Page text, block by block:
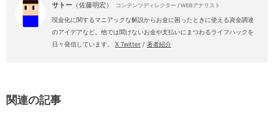
サトー （佐藤明宏） コンテンツディレクター / WEBアナリスト
現金化に関するマニアックな解説からお金に困ったときに使える資金調達
のアイデアなど。他では聞けないお金や支払いにまつわるライフハックを
日々発信しています。 X Twitter / 著者紹介
関連の記事